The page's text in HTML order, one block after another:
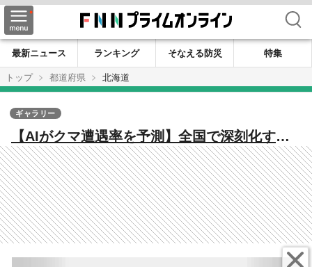
検索
最新ニュース ランキング そなえる防災
特集
トップ
都道府県 北海道
【AIがクマ遭遇率を予測】全国で深刻化する
熊被害―AI活用した「遭遇予測マップ」を上
智大が公開―出没記録や人口分布、地形など
の要因を分析―札幌市は中央区・東区・北区
も「やや高い遭遇確率」
ギャラリー